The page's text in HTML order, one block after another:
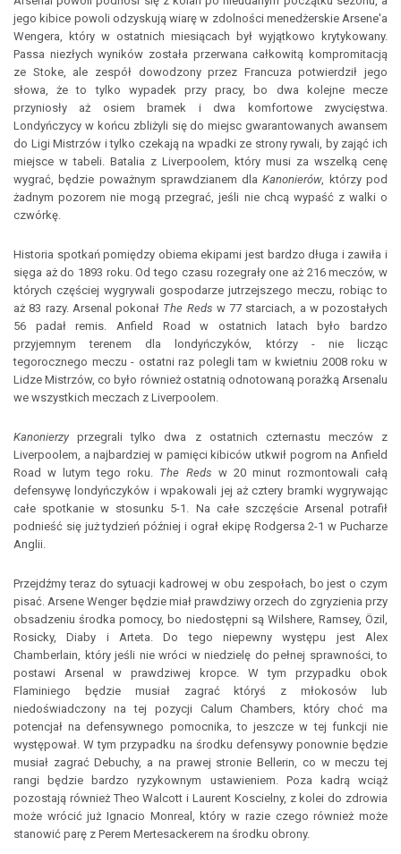
jego kibice powoli odzyskują wiarę w zdolności menedżerskie Arsene'a
Wengera, który w ostatnich miesiącach był wyjątkowo krytykowany.
Passa niezłych wyników została przerwana całkowitą kompromitacją
ze Stoke, ale zespół dowodzony przez Francuza potwierdził jego
słowa, że to tylko wypadek przy pracy, bo dwa kolejne mecze
przyniosły aż osiem bramek i dwa komfortowe zwycięstwa.
Londyńczycy w końcu zbliżyli się do miejsc gwarantowanych awansem
do Ligi Mistrzów i tylko czekają na wpadki ze strony rywali, by zająć ich
miejsce w tabeli. Batalia z Liverpoolem, który musi za wszelką cenę
wygrać, będzie poważnym sprawdzianem dlaKanonierów, którzy pod
żadnym pozorem nie mogą przegrać, jeśli nie chcą wypaść z walki o
czwórkę.
Historia spotkań pomiędzy obiema ekipami jest bardzo długa i zawiła i
sięga aż do 1893 roku. Od tego czasu rozegrały one aż 216 meczów, w
których częściej wygrywali gospodarze jutrzejszego meczu, robiąc to
aż 83 razy. Arsenal pokonał The Reds w 77 starciach, a w pozostałych
56 padał remis. Anfield Road w ostatnich latach było bardzo
przyjemnym terenem dla londyńczyków, którzy - nie licząc
tegorocznego meczu - ostatni raz polegli tam w kwietniu 2008 roku w
Lidze Mistrzów, co było również ostatnią odnotowaną porażką Arsenalu
we wszystkich meczach z Liverpoolem.
Kanonierzyprzegrali tylko dwa z ostatnich czternastu meczów z
Liverpoolem, a najbardziej w pamięci kibiców utkwił pogrom na Anfield
Road w lutym tego roku. The Reds w 20 minut rozmontowali całą
defensywę londyńczyków i wpakowali jej aż cztery bramki wygrywając
całe spotkanie w stosunku 5-1. Na całe szczęście Arsenal potrafił
podnieść się już tydzień później i ograł ekipę Rodgersa 2-1 w Pucharze
Anglii.
Przejdźmy teraz do sytuacji kadrowej w obu zespołach, bo jest o czym
pisać. Arsene Wenger będzie miał prawdziwy orzech do zgryzienia przy
obsadzeniu środka pomocy, bo niedostępni są Wilshere, Ramsey, Özil,
Rosicky, Diaby i Arteta. Do tego niepewny występu jest Alex
Chamberlain, który jeśli nie wróci w niedzielę do pełnej sprawności, to
postawi Arsenal w prawdziwej kropce. W tym przypadku obok
Flaminiego będzie musiał zagrać któryś z młokosów lub
niedoświadczony na tej pozycji Calum Chambers, który choć ma
potencjał na defensywnego pomocnika, to jeszcze w tej funkcji nie
występował. W tym przypadku na środku defensywy ponownie będzie
musiał zagrać Debuchy, a na prawej stronie Bellerin, co w meczu tej
rangi będzie bardzo ryzykownym ustawieniem. Poza kadrą wciąż
pozostają również Theo Walcott i Laurent Koscielny, z kolei do zdrowia
może wrócić już Ignacio Monreal, który w razie czego również może
stanowić parę z Perem Mertesackerem na środku obrony.